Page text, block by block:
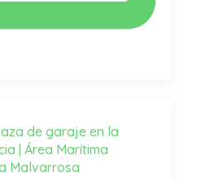
de garaje en la
| Área Marítima
Malvarrosa